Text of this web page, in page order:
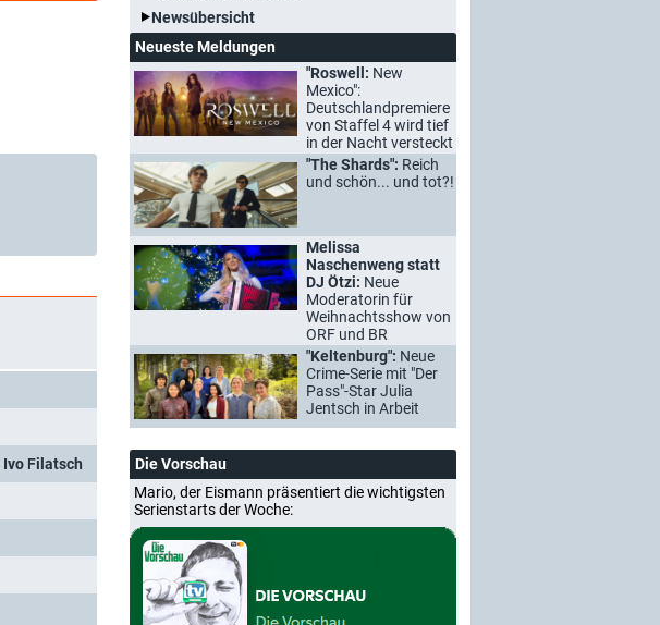
Ivo Filatsch
Newsübersicht
Neueste Meldungen
"Roswell: New
Mexico":
Deutschlandpremiere
von Staffel 4 wird tief
in der Nacht versteckt
"The Shards": Reich
und schön... und tot?!
Melissa
Naschenweng statt
DJ Ötzi: Neue
Moderatorin für
Weihnachtsshow von
ORF und BR
"Keltenburg": Neue
Crime-Serie mit "Der
Pass"-Star Julia
Jentsch in Arbeit
Die Vorschau
Mario, der Eismann präsentiert die wichtigsten
Serienstarts der Woche: